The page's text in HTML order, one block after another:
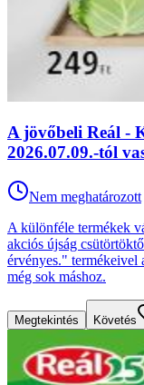
A jövőbeli Reál -
2026.07.09.-tól
Nem meghatározott
A különféle termékek
akciós újság
érvényes." termékeivel
még sok máshoz.
Megtekintés Követés